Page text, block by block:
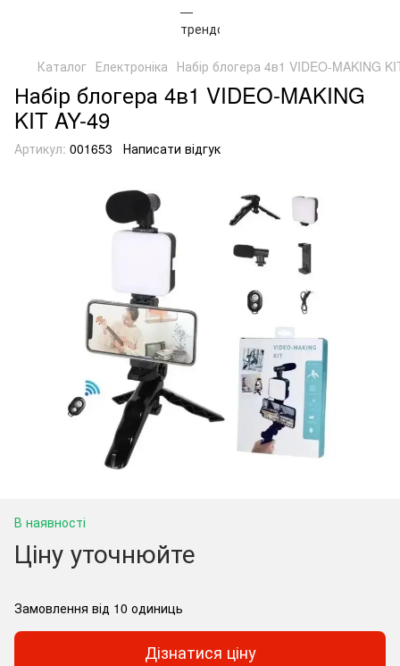
Каталог Електроніка Набір блогера 4в1 VIDEO-MAKING
Набір блогера 4в1 VIDEO-MAKING
KIT AY-49
Артикул: 001653 Написати відгук
В наявності
Ціну уточнюйте
Замовлення від 10 одиниць
Дізнатися ціну